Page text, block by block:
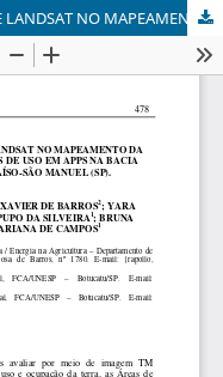
UTILIZAÇÃO DE IMAGEM DE SATÉLITE LANDSAT NO MAPEAMENTO DA OCUPAÇÃO DA TERRA E SEUS CONFLITOS DE USO EM APPS NA BACIA HIDROGRÁFICA DO RIBEIRÃO PARAÍSO-SÃO MANUEL (SP).